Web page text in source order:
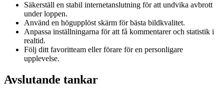
Säkerställ en stabil internetanslutning för att undvika avbrott
under loppen.
Använd en högupplöst skärm för bästa bildkvalitet.
Anpassa inställningarna för att få kommentarer och statistik i
realtid.
Följ ditt favoritteam eller förare för en personligare
upplevelse.
Avslutande tankar